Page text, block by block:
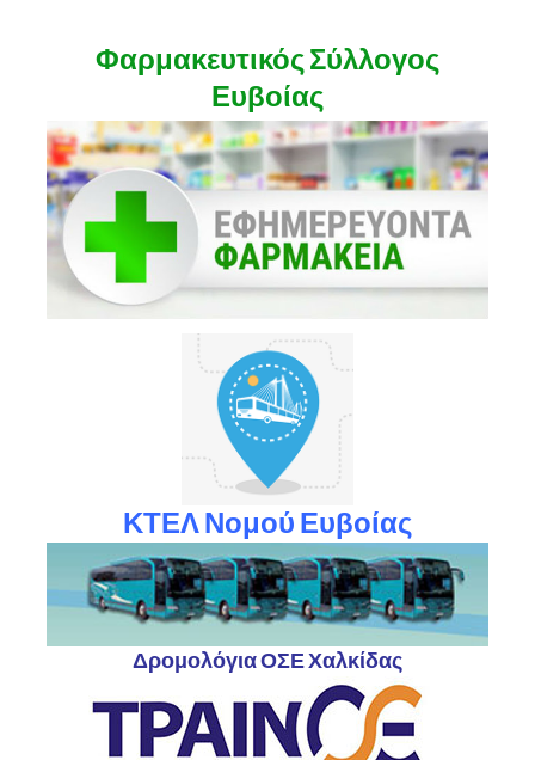
Φαρμακευτικός Σύλλογος
Ευβοίας
ΚΤΕΛ Νομού Ευβοίας
Δρομολόγια ΟΣΕ Χαλκίδας